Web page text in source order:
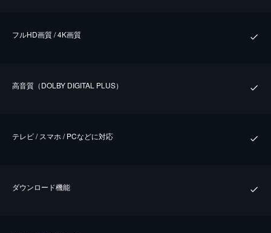
フルHD画質 / 4K画質
⾼⾳質（DOLBY DIGITAL PLUS）
テレビ / スマホ / PCなどに対応
ダウンロード機能